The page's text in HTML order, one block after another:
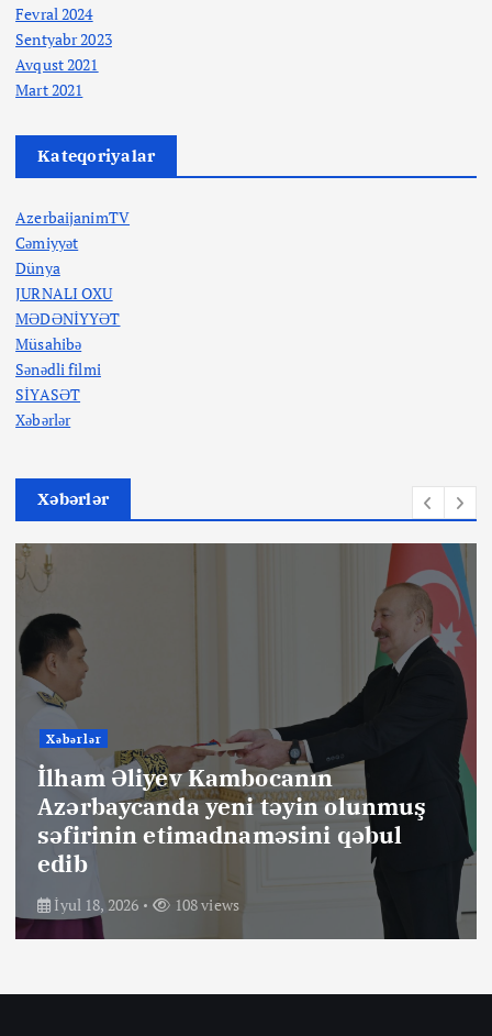
Fevral 2024
Sentyabr 2023
Avqust 2021
Mart 2021
Kateqoriyalar
AzerbaijanimTV
Cəmiyyət
Dünya
JURNALI OXU
MƏDƏNİYYƏT
Müsahibə
Sənədli filmi
SİYASƏT
Xəbərlər
Xəbərlər
yeni təyin olunmuş
qəbul
views
İlham
səfirinin
edib
İyul 18, 2026